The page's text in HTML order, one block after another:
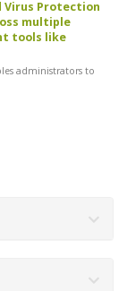
Virus Protection
multiple
tools like
administrators to